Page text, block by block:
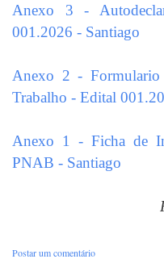
Anexo 3 -
001.2026 - Santiago
Anexo 2 -
Trabalho - Edital
Anexo 1 - Ficha de
PNAB - Santiago
Postar um comentário